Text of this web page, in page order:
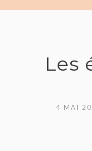
Les
4 MAI